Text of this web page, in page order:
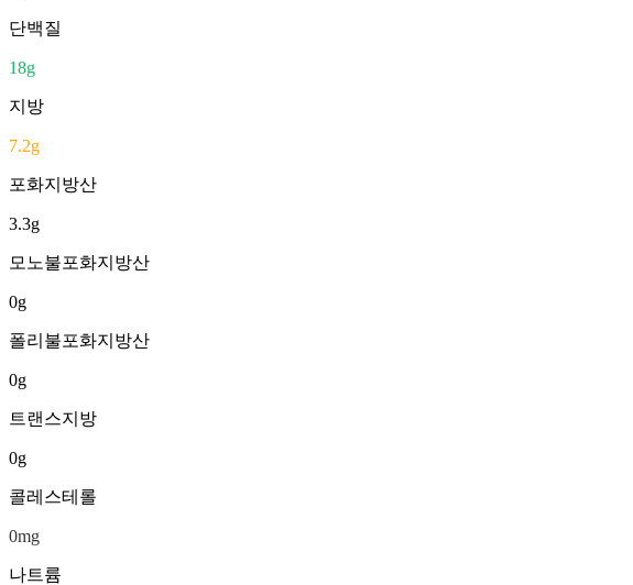
단백질
18g
지방
7.2g
포화지방산
3.3g
모노불포화지방산
0g
폴리불포화지방산
0g
트랜스지방
0g
콜레스테롤
0mg
나트륨